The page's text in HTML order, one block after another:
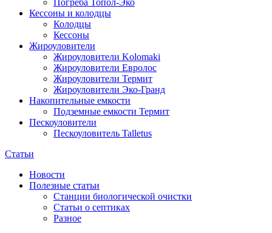
Погреба Топол-Эко
Кессоны и колодцы
Колодцы
Кессоны
Жироуловители
Жироуловители Kolomaki
Жироуловители Евролос
Жироуловители Термит
Жироуловители Эко-Гранд
Накопительные емкости
Подземные емкости Термит
Пескоуловители
Пескоуловитель Talletus
Статьи
Новости
Полезные статьи
Станции биологической очистки
Статьи о септиках
Разное